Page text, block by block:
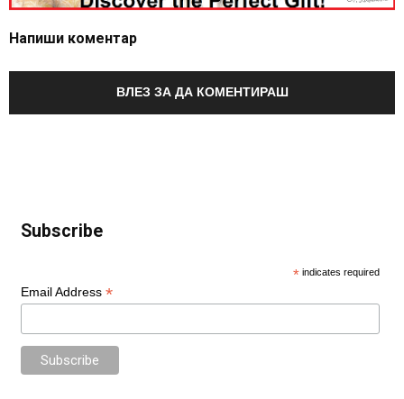
Напиши коментар
ВЛЕЗ ЗА ДА КОМЕНТИРАШ
Subscribe
* indicates required
Email Address *